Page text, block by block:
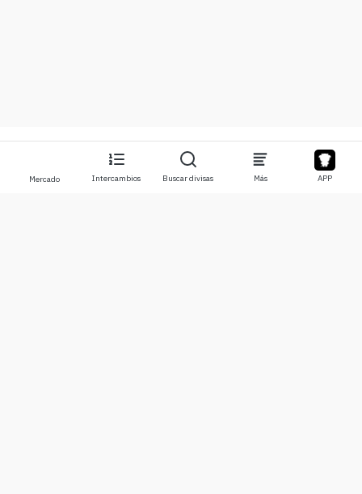
Mercado Intercambios Buscar divisas Más APP